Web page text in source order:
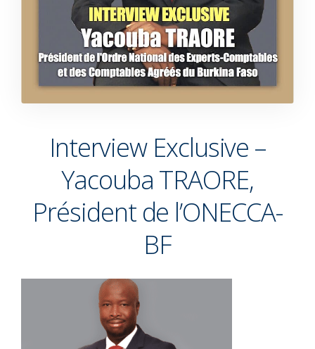
Interview Exclusive –
Yacouba TRAORE,
Président de l’ONECCA-
BF